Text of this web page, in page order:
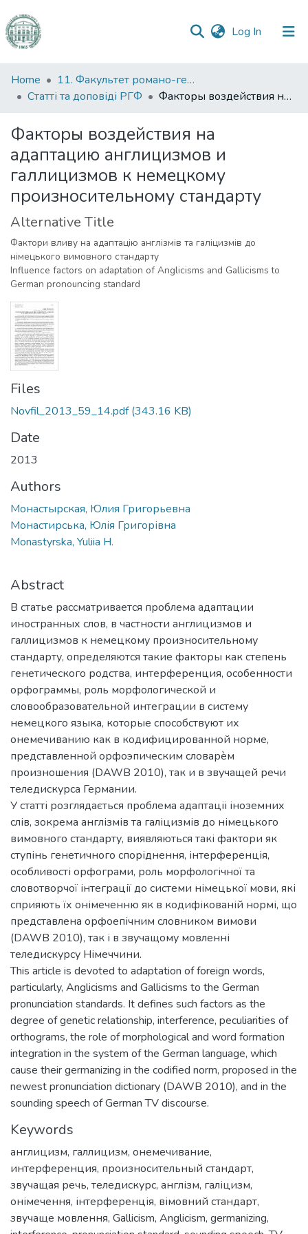
Log In (current)
Communities
&
All of DSpace
Statistics
Home
11. Факультет романо-германської філології
Статті та доповіді РГФ
Факторы воздействия на адаптацию англицизмов и галлицизмов к немецкому произносительному стандарту
Факторы воздействия на
адаптацию англицизмов и
галлицизмов к немецкому
произносительному стандарту
Alternative Title
Фактори вливу на адаптацію англізмів та галіцизмів до
німецького вимовного стандарту
Influence factors on adaptation of Anglicisms and Gallicisms to
German pronouncing standard
Files
Novfil_2013_59_14.pdf(343.16 KB)
Date
2013
Authors
Монастырская, Юлия Григорьевна
Монастирська, Юлія Григорівна
Monastyrska, Yuliia H.
Abstract
В статье рассматривается проблема адаптации
иностранных слов, в частности англицизмов и
галлицизмов к немецкому произносительному
стандарту, определяются такие факторы как степень
генетического родства, интерференция, особенности
орфограммы, роль морфологической и
словообразовательной интеграции в систему
немецкого языка, которые способствуют их
онемечиванию как в кодифицированной норме,
представленной орфоэпическим словарѐм
произношения (DAWB 2010), так и в звучащей речи
теледискурса Германии.
У статті розглядається проблема адаптаціі іноземних
слів, зокрема англізмів та галіцизмів до німецького
вимовного стандарту, виявляються такі фактори як
ступінь генетичного споріднення, інтерференція,
особливості орфограми, роль морфологічної та
словотворчої інтеграції до системи німецької мови, які
сприяють їх онімеченню як в кодифікованій нормі, що
представлена орфоепічним словником вимови
(DAWB 2010), так і в звучащому мовленні
теледискурсу Німеччини.
This article is devoted to adaptation of foreign words,
particularly, Anglicisms and Gallicisms to the German
pronunciation standards. It defines such factors as the
degree of genetic relationship, interference, peculiarities of
orthograms, the role of morphological and word formation
integration in the system of the German language, which
cause their germanizing in the codified norm, proposed in the
newest pronunciation dictionary (DAWB 2010), and in the
sounding speech of German TV discourse.
Keywords
англицизм, галлицизм, онемечивание,
интерференция, произносительный стандарт,
звучащая речь, теледискурс, англізм, галіцизм,
онімечення, інтерференція, вімовний стандарт,
звучаще мовлення, Gallicism, Anglicism, germanizing,